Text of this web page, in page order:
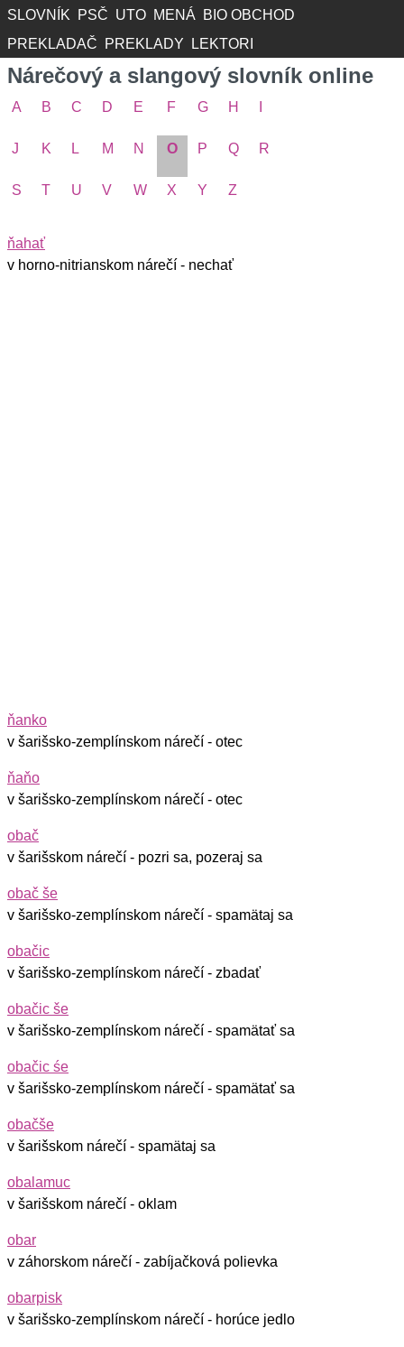
SLOVNÍK PSČ UTO MENÁ
BIO OBCHOD
PREKLADAČ
PREKLADY LEKTORI
Nárečový a slangový slovník online
A B C D E F G H
J K L M N O P Q R
S T U V W X Y Z
ňahať
v horno-nitrianskom nárečí - nechať
ňanko
v šarišsko-zemplínskom nárečí - otec
ňaňo
v šarišsko-zemplínskom nárečí - otec
obač
v šarišskom nárečí - pozri sa, pozeraj sa
obač še
v šarišsko-zemplínskom nárečí - spamätaj sa
obačic
v šarišsko-zemplínskom nárečí - zbadať
obačic še
v šarišsko-zemplínskom nárečí - spamätať sa
obačic śe
v šarišsko-zemplínskom nárečí - spamätať sa
obačše
v šarišskom nárečí - spamätaj sa
obalamuc
v šarišskom nárečí - oklam
obar
v záhorskom nárečí - zabíjačková polievka
obarpisk
v šarišsko-zemplínskom nárečí - horúce jedlo